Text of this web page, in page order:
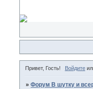
Привет, Гость! Войдите
»Форум В шутку и